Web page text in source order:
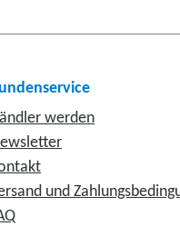
werden
und